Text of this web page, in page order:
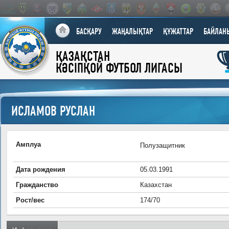
БАСҚАРУ ЖАҢАЛЫҚТАР ҚҰЖАТТАР
ҚАЗАҚСТАН
КӘСІПҚОЙ ФУТБОЛ ЛИГАСЫ
ИСЛАМОВ РУСЛАН
Амплуа Полузащитник
Дата рождения
05.03.1991
Гражданство
Казахстан
Рост/вес
174/70